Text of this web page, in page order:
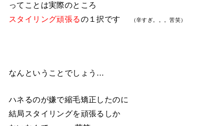
ってことは実際のところ
スタイリング頑張るの１択です （辛すぎ。。。苦笑）
なんということでしょう…
ハネるのが嫌で縮毛矯正したのに
結局スタイリングを頑張るしか